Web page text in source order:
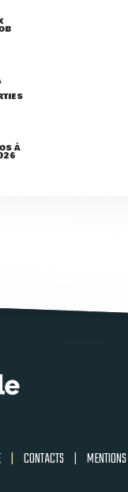
À
| CONTACTS | MENTIONS